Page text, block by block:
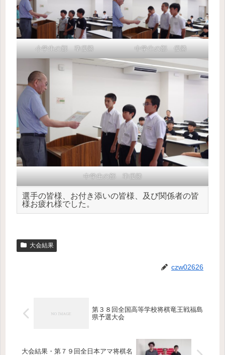
小学生の部 準優勝 中学生の部 優勝
中学生の部 準優勝
選手の皆様、お付き添いの皆様、及び関係者の皆
様お疲れ様でした。
大会結果
czw02626
第３８回全国高等学校将棋竜王戦福島
県予選大会
大会結果・第７９回全日本アマ将棋名